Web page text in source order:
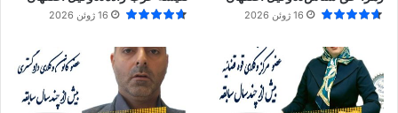
16 ژوئن 2026 16 ژوئن 2026